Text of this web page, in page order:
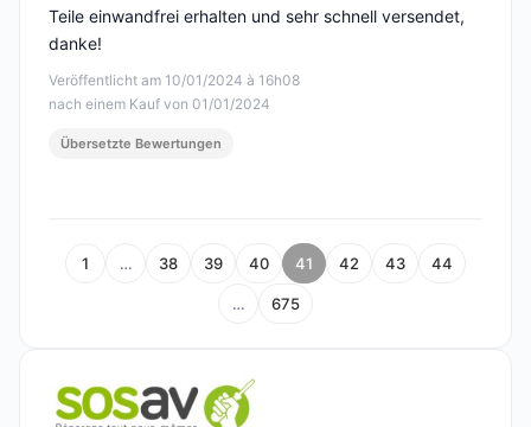
Veröffentlicht am 10/01/2024 à 16h08
nach einem Kauf von 01/01/2024
Teile einwandfrei erhalten und sehr schnell versendet,
danke!
Übersetzte Bewertungen
1 … 38 39 40 41 42 43 44
… 675